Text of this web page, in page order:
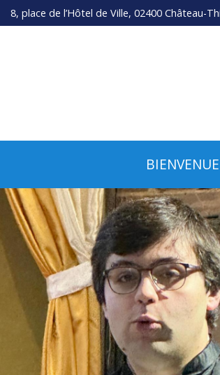
8, place de l’Hôtel de Ville, 02400 Château-
BIENVENUE